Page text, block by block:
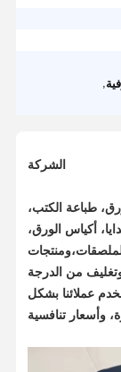
الشركة
طباعة الكتب،
أكياس الورق،
من الدرجة
عملائنا بشكل